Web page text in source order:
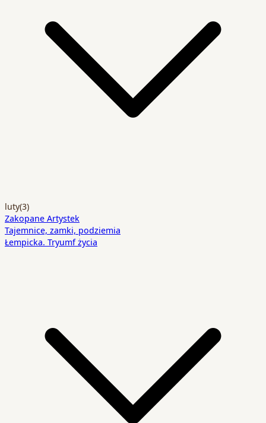
luty(3)
Zakopane Artystek
Tajemnice, zamki, podziemia
Łempicka. Tryumf życia